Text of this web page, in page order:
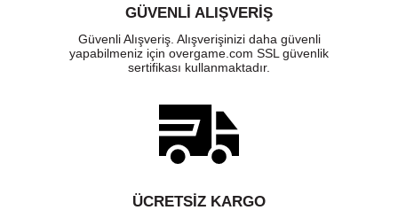
GÜVENLI ALIŞVERIŞ
Güvenli Alışveriş. Alışverişinizi daha güvenli
yapabilmeniz için overgame.com SSL güvenlik
sertifikası kullanmaktadır.
ÜCRETSIZ KARGO